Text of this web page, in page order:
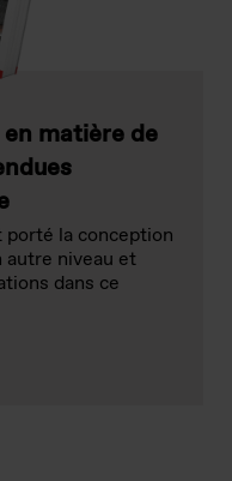
matière de
la conception
autre niveau et
dans ce